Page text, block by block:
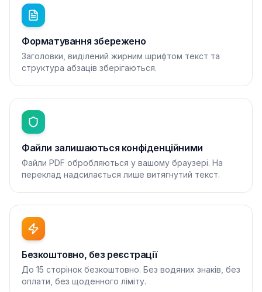
Форматування збережено
Заголовки, виділений жирним шрифтом текст та
структура абзаців зберігаються.
Файли залишаються конфіденційними
Файли PDF обробляються у вашому браузері. На
переклад надсилається лише витягнутий текст.
Безкоштовно, без реєстрації
До 15 сторінок безкоштовно. Без водяних знаків, без
оплати, без щоденного ліміту.